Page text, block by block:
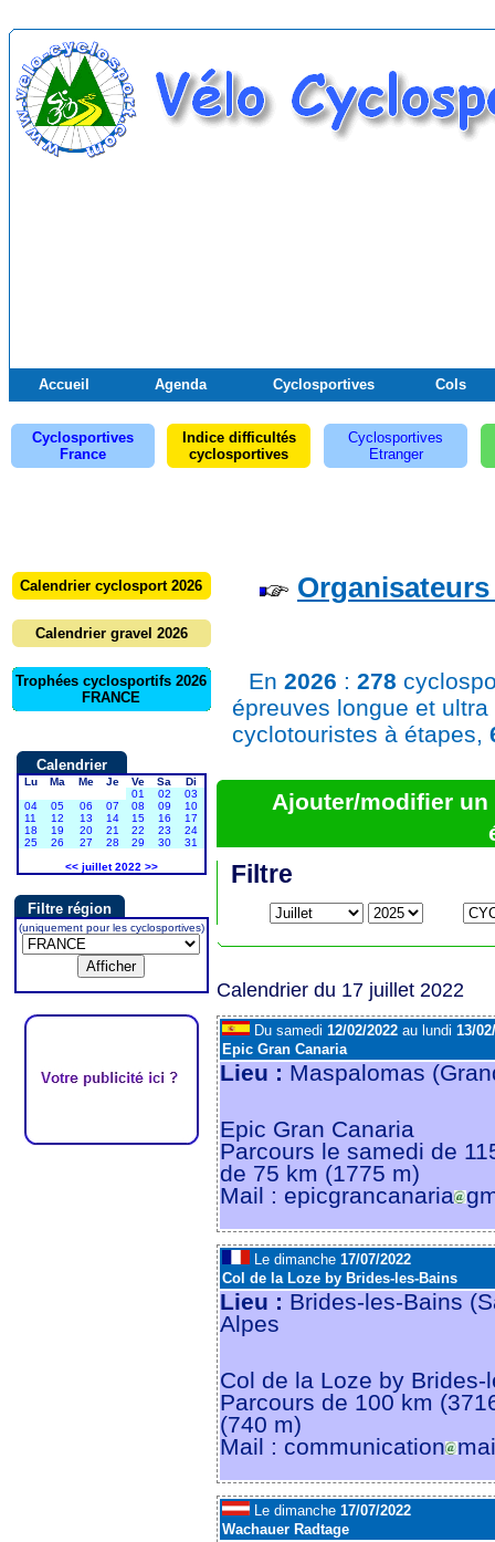
Accueil Agenda Cyclosportives Cols
Cyclosportives
France
Indice difficultés
cyclosportives
Cyclosportives
Etranger
Calendrier cyclosport 2026
Calendrier gravel 2026
Trophées cyclosportifs 2026
FRANCE
Calendrier
Lu Ma Me Je Ve Sa
Di
01
02
03
04
05 06 07 08 09
10
11
12 13 14 15 16
17
18
19 20 21 22 23
24
25
26 27 28 29 30
31
<< juillet 2022 >>
Filtre région
(uniquement pour les cyclosportives)
En 2026 : 278
épreuves longue et
cyclotouristes à étapes,
Ajouter/modifier un
Filtre
Calendrier du 17 juillet 2022
Du samedi 12/02/2022au lundi 13/
Epic Gran Canaria
Lieu : Maspalomas
Epic Gran Canaria
Parcours le samedi de
de 75 km (1775 m)
Mail : epicgrancanaria
Le dimanche 17/07/2022
Col de la Loze by Brides-les-Bains
Lieu : Brides-les-Bains
Alpes
Col de la Loze by Brides-
Parcours de 100 km
(740 m)
Mail : communication
Le dimanche 17/07/2022
Wachauer Radtage